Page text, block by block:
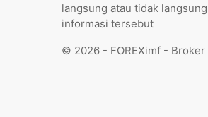
langsung atau tidak
informasi tersebut
© 2026 - FOREXimf -